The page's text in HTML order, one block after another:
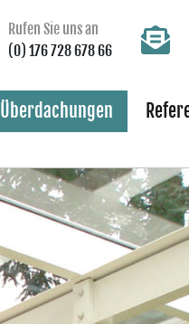
Rufen Sie uns an
(0) 176 728 678 66
Überdachungen